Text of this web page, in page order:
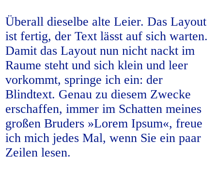
Überall dieselbe alte Leier. Das Layout
ist fertig, der Text lässt auf sich warten.
Damit das Layout nun nicht nackt im
Raume steht und sich klein und leer
vorkommt, springe ich ein: der
Blindtext. Genau zu diesem Zwecke
erschaffen, immer im Schatten meines
großen Bruders »Lorem Ipsum«, freue
ich mich jedes Mal, wenn Sie ein paar
Zeilen lesen.